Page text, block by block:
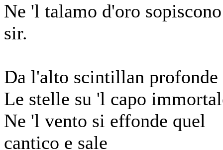
Ne 'l talamo d'oro
sir.
Da l'alto scintillan profonde
Le stelle su 'l capo
Ne 'l vento si effonde quel
cantico e sale